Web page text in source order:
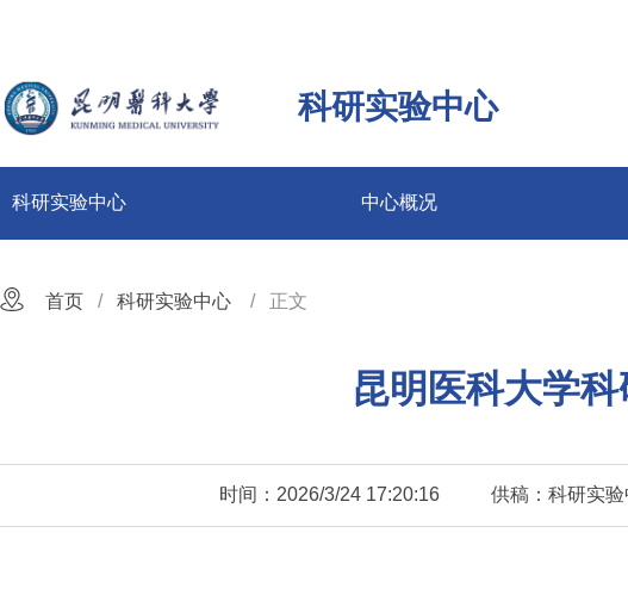
科研实验中心
科研实验中心 中心概况
首页 科研实验中心 正文
昆明医科大学
时间：2026/3/24 17:20:16 供稿：科研实